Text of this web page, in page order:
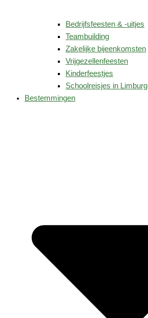
Bedrijfsfeesten & -uitjes
Teambuilding
Zakelijke bijeenkomsten
Vrijgezellenfeesten
Kinderfeestjes
Schoolreisjes in Limburg
Bestemmingen